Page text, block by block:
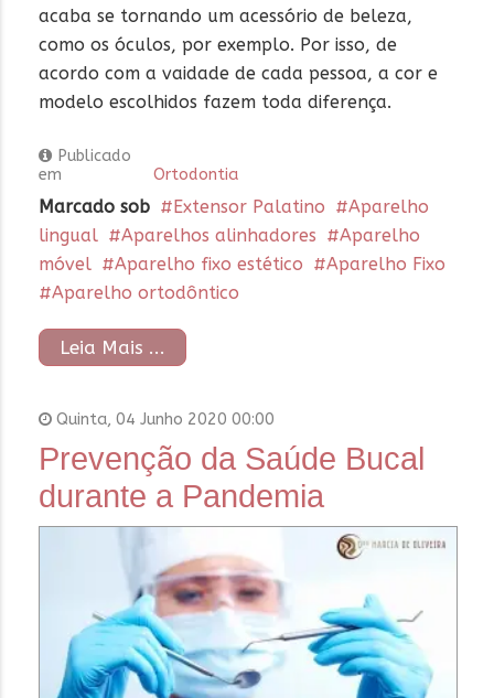
acaba se tornando um acessório de beleza,
como os óculos, por exemplo. Por isso, de
acordo com a vaidade de cada pessoa, a cor e
modelo escolhidos fazem toda diferença.
Publicado
em
Ortodontia
Marcado sob Extensor Palatino
Aparelho
lingual
Aparelhos alinhadores
Aparelho
móvel
Aparelho fixo estético
Aparelho Fixo
Aparelho ortodôntico
Leia Mais ...
Quinta, 04 Junho 2020 00:00
Prevenção da Saúde Bucal
durante a Pandemia